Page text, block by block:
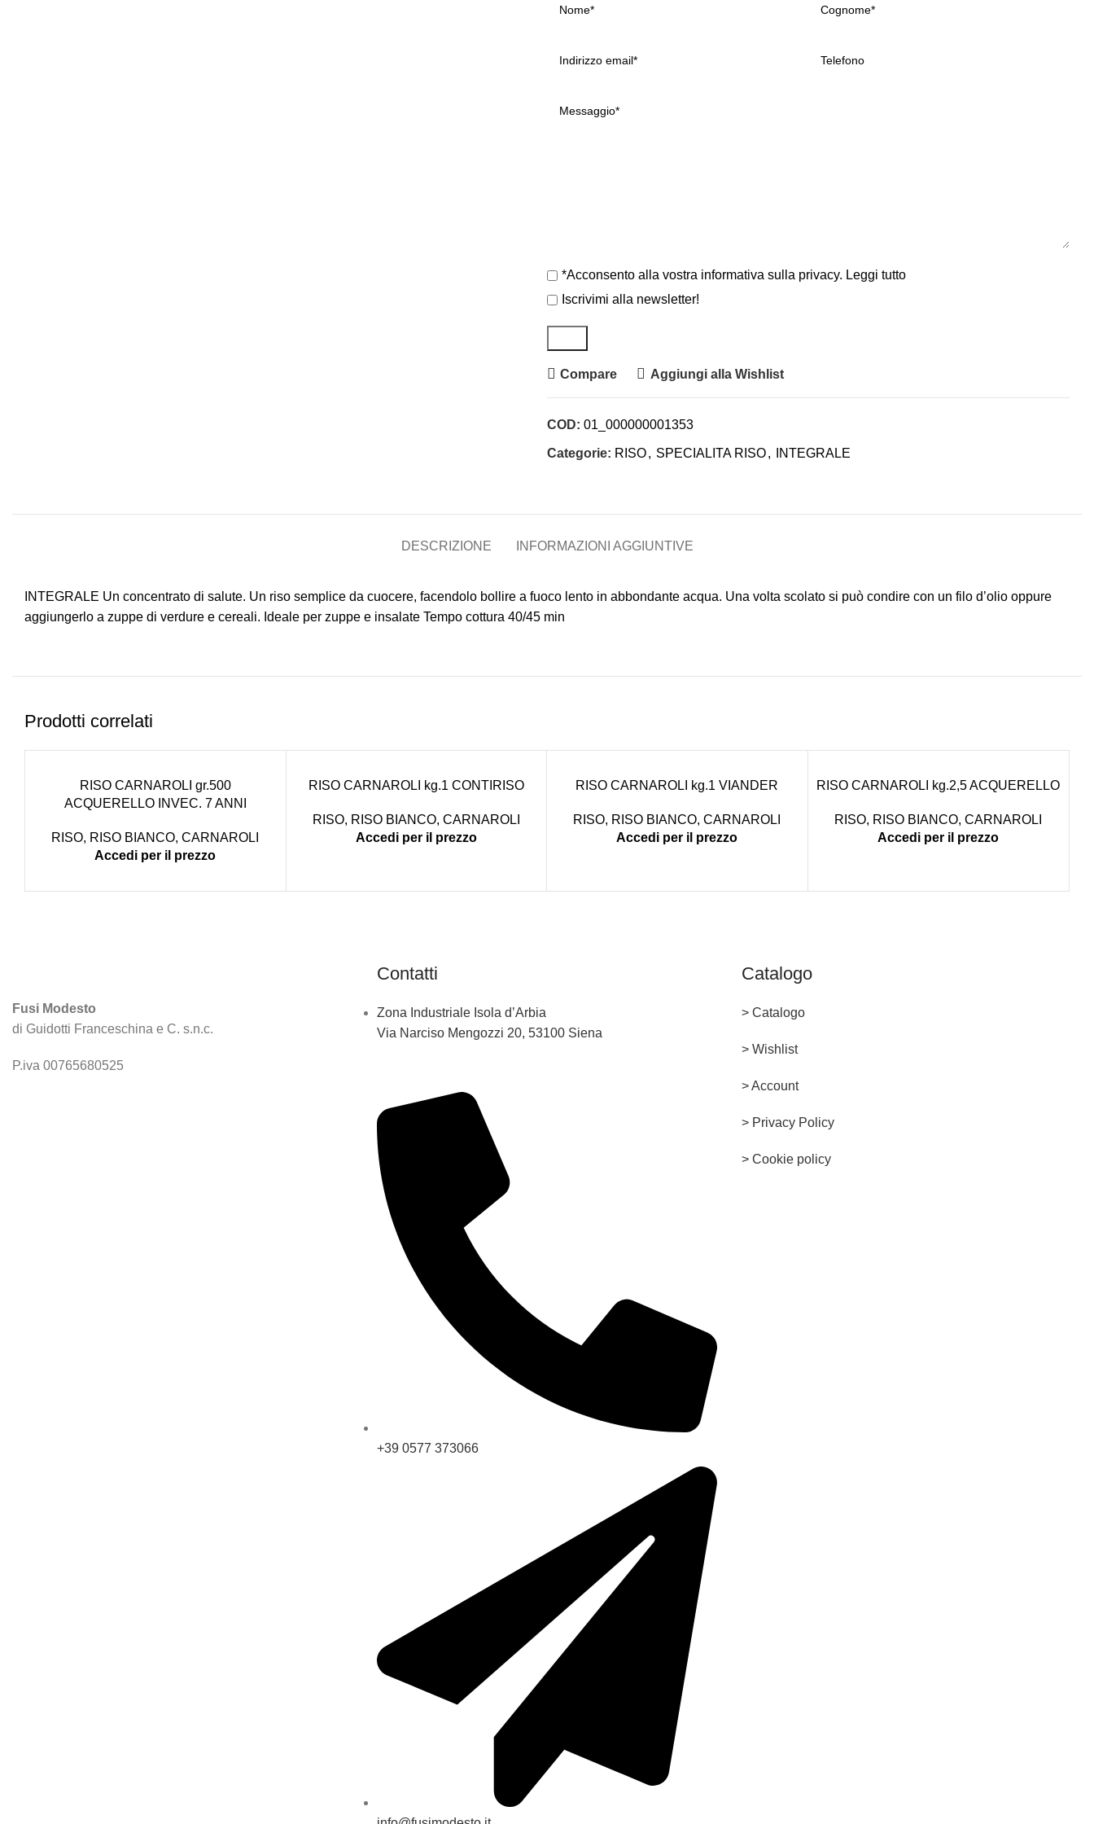
*Acconsento alla vostra informativa sulla privacy. Leggi tutto
Iscrivimi alla newsletter!
Compare Aggiungi alla Wishlist
COD: 01_000000001353
Categorie: RISO, SPECIALITA RISO, INTEGRALE
DESCRIZIONE INFORMAZIONI AGGIUNTIVE
INTEGRALE Un concentrato di salute. Un riso semplice da cuocere, facendolo bollire a fuoco lento in abbondante acqua. Una volta scolato si può condire con un filo d’olio oppure
aggiungerlo a zuppe di verdure e cereali. Ideale per zuppe e insalate Tempo cottura 40/45 min
Prodotti correlati
RISO CARNAROLI gr.500
ACQUERELLO INVEC. 7 ANNI
RISO, RISO BIANCO,CARNAROLI
Accedi per il prezzo
RISO CARNAROLI kg.1 CONTIRISO
RISO, RISO BIANCO, CARNAROLI
Accedi per il prezzo
RISO CARNAROLI kg.1 VIANDER
RISO, RISO BIANCO,CARNAROLI
Accedi per il prezzo
RISO CARNAROLI kg.2,5 ACQUERELLO
RISO, RISO BIANCO, CARNAROLI
Accedi per il prezzo
Fusi Modesto
di Guidotti Franceschina e C. s.n.c.
P.iva 00765680525
Contatti
Zona Industriale Isola d’Arbia
Via Narciso Mengozzi 20, 53100 Siena
+39 0577 373066
Catalogo
> Catalogo
> Wishlist
> Account
> Privacy Policy
> Cookie policy